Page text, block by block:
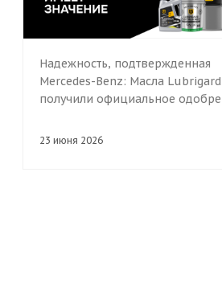
Надежность, подтвержденная
Mercedes-Benz: Масла Lubrigard
получили официальное
23 июня 2026